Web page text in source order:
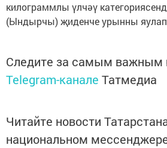
килограммлы үлчәү
(Ындырчы) җиденче урынны яулап
Следите за самым важным
Telegram-канале Татмедиа
Читайте новости
национальном